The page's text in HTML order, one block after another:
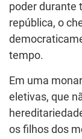
poder durante
república, o
tempo.
Em uma
eletivas, que
os filhos dos